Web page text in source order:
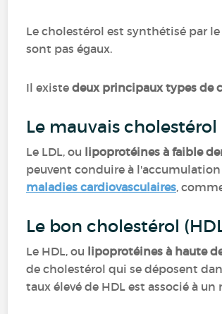
Le cholestérol est synthétisé par
sont pas égaux.
Il existe deux principaux types de
Le mauvais cholestérol
Le LDL, ou lipoprotéines à faible
peuvent conduire à
maladies cardiovasculaires,
Le bon cholestérol
Le HDL, ou lipoprotéines à haute
de cholestérol qui se déposent
taux élevé de HDL est associé à